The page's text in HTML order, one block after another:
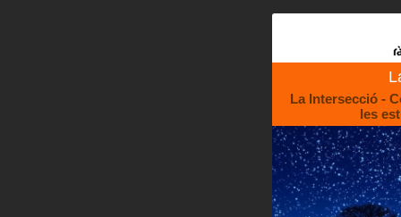
La Intersecció -
les